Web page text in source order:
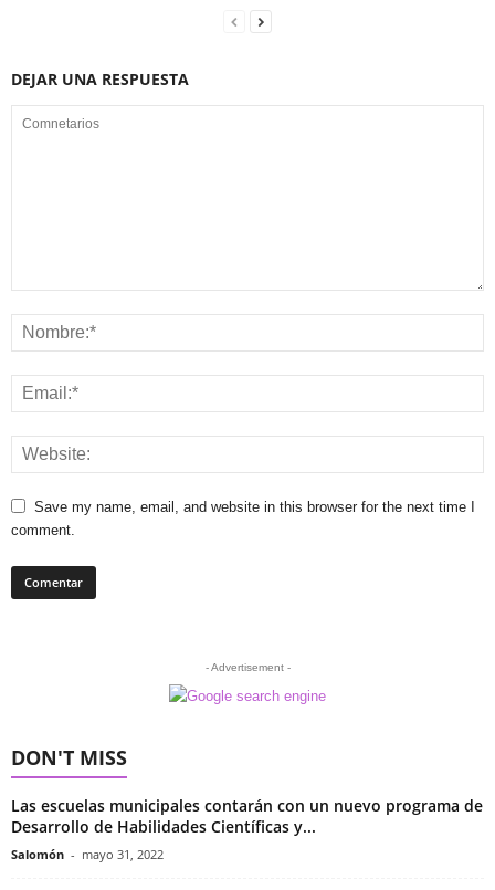
DEJAR UNA RESPUESTA
Save my name, email, and website in this browser for the next time I
comment.
- Advertisement -
DON'T MISS
Las escuelas municipales contarán con un nuevo programa de
Desarrollo de Habilidades Científicas y...
Salomón - mayo 31, 2022